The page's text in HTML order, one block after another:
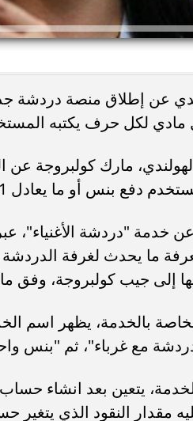
عن إطلاق منصة دردشة
مادي لكل حرف يكتبه
خدمة "دردشة الأغنياء"،
ما يحدث لغرفة الدردشة
إلى جيب كولبروجة، وفق
بالخدمة، يظهر اسم
مع غرباء"، ثم "بنس
يتعين بعد انشاء
مقدار النقود الذي